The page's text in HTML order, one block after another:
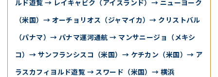
ルド遊覧 → レイキャビク（アイスランド）→ ニューヨーク
（米国）→ オーチョリオス（ジャマイカ）→ クリストバル
（パナマ）→ パナマ運河通航 → マンサニージョ（メキシ
コ）→ サンフランシスコ（米国）→ ケチカン（米国）→ ア
ラスカフィヨルド遊覧 → スワード（米国）→ 横浜